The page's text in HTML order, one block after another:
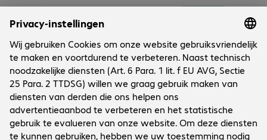
Onderneming
Cookies